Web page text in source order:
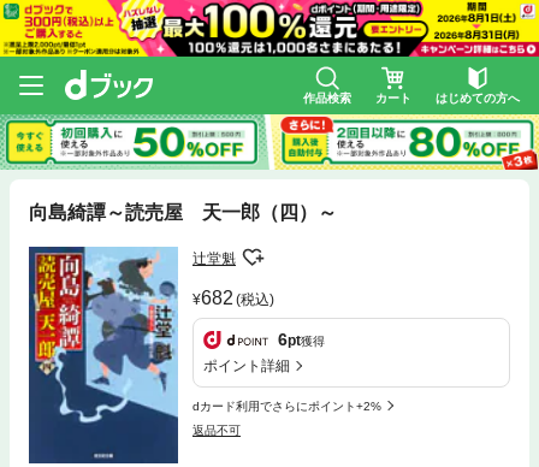
作品検索 カート はじめての方へ
向島綺譚～読売屋 天一郎（四）～
辻堂魁
682 (税込)
6pt獲得
ポイント詳細
dカード利用でさらにポイント+2%
返品不可